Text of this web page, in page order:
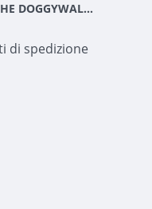
PET-JOY THE DOGGYWALKER ROPE LEASH OLIVE GREEN
di spedizione